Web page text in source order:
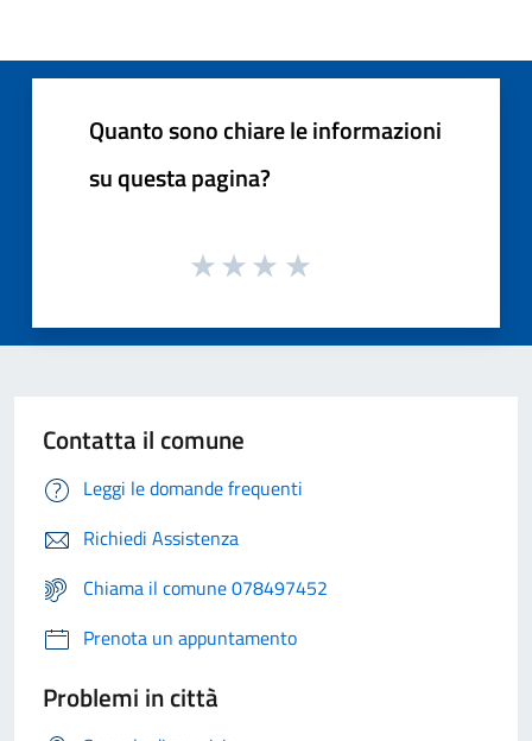
Quanto sono chiare le informazioni
su questa pagina?
Contatta il comune
Leggi le domande frequenti
Richiedi Assistenza
Chiama il comune 078497452
Prenota un appuntamento
Problemi in città